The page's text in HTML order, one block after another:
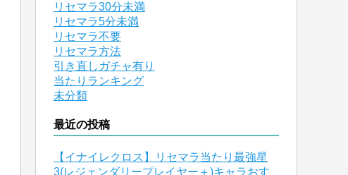
リセマラ30分未満
リセマラ5分未満
リセマラ不要
リセマラ方法
引き直しガチャ有り
当たりランキング
未分類
最近の投稿
【イナイレクロス】リセマラ当たり最強星
3(レジェンダリープレイヤー＋)キャラおす